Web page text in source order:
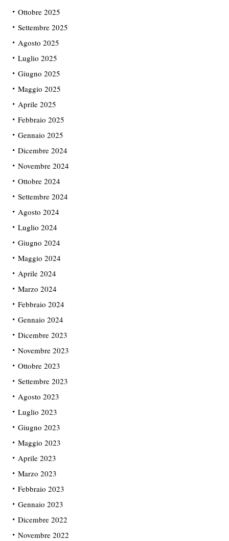
Ottobre 2025
Settembre 2025
Agosto 2025
Luglio 2025
Giugno 2025
Maggio 2025
Aprile 2025
Febbraio 2025
Gennaio 2025
Dicembre 2024
Novembre 2024
Ottobre 2024
Settembre 2024
Agosto 2024
Luglio 2024
Giugno 2024
Maggio 2024
Aprile 2024
Marzo 2024
Febbraio 2024
Gennaio 2024
Dicembre 2023
Novembre 2023
Ottobre 2023
Settembre 2023
Agosto 2023
Luglio 2023
Giugno 2023
Maggio 2023
Aprile 2023
Marzo 2023
Febbraio 2023
Gennaio 2023
Dicembre 2022
Novembre 2022